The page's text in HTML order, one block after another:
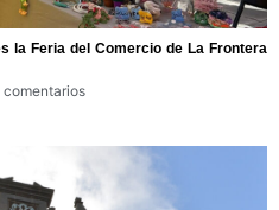
la Feria del Comercio de La Frontera
comentarios